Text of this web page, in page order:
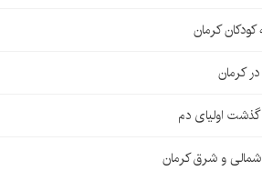
کرمان
اولیای دم
و شرق کرمان